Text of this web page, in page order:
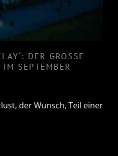
DER GROSSE
SEPTEMBER
der Wunsch, Teil einer